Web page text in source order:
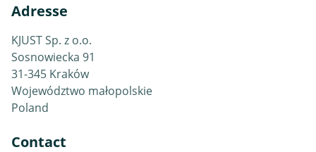
Adresse
KJUST Sp. z o.o.
Sosnowiecka 91
31-345 Kraków
Województwo małopolskie
Poland
Contact